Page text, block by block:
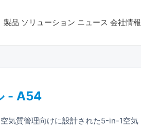
製品 ソリューション ニュース 会社情報
- A54
気質管理向けに設計された5-in-1空気